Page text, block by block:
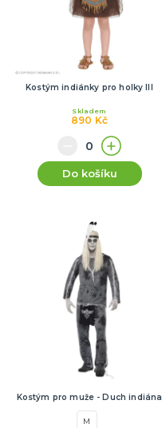
Kostým indiánky pro holky III
890 Kč
Skladem
Do košíku
Kostým pro muže - Duch indiána
M